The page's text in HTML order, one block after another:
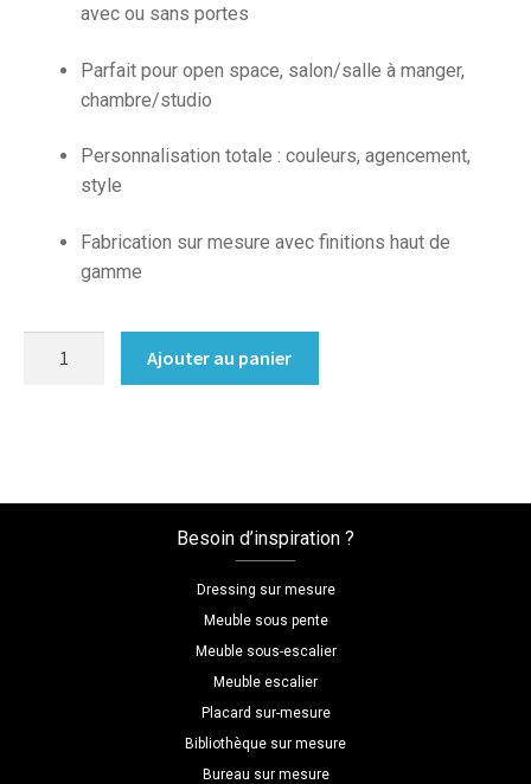
avec ou sans portes
Parfait pour open space, salon/salle à manger,
chambre/studio
Personnalisation totale : couleurs, agencement,
style
Fabrication sur mesure avec finitions haut de
gamme
Ajouter au panier
Besoin d’inspiration ?
Dressing sur mesure
Meuble sous pente
Meuble sous-escalier
Meuble escalier
Placard sur-mesure
Bibliothèque sur mesure
Bureau sur mesure